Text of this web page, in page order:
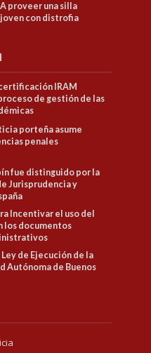
proveer una silla
con distrofia
IRAM
de gestión de las
porteña asume
penales
fue distinguido por la
Jurisprudencia y
Incentivar el uso del
los documentos
de Ejecución de la
Autónoma de Buenos